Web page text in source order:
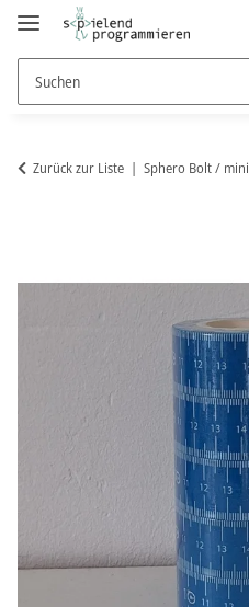
Zurück zur Liste Sphero Bolt / mini